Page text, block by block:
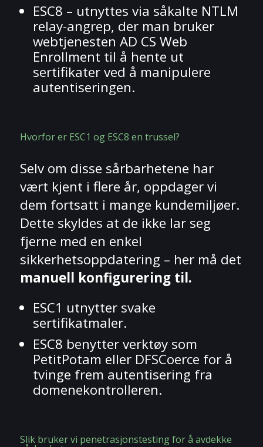
ESC8 – utnyttes via såkalte NTLM
relay-angrep, der man bruker
webtjenesten AD CS Web
Enrollment til å hente ut
sertifikater ved å manipulere
autentiseringen.
Hvorfor er ESC1 og ESC8 en trussel?
Selv om disse sårbarhetene har
vært kjent i flere år, oppdager vi
dem fortsatt i mange kundemiljøer.
Dette skyldes at de ikke lar seg
fjerne med en enkel
sikkerhetsoppdatering – her må det
manuell konfigurering til.
ESC1 utnytter svake
sertifikatmaler.
ESC8 benytter verktøy som
PetitPotam eller DFSCoerce for å
tvinge frem autentisering fra
domenekontrolleren.
Slik bruker vi penetrasjonstesting for å avdekke